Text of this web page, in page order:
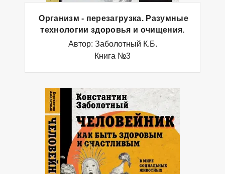
Организм - перезагрузка. Разумные
технологии здоровья и очищения.
Автор: Заболотный К.Б.
Книга №3